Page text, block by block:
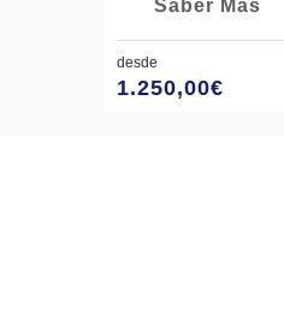
Saber Más
desde
1.250,00€